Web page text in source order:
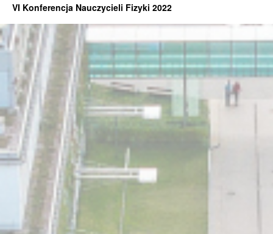
VI Konferencja Nauczycieli Fizyki 2022